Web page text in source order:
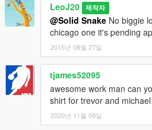
LeoJ20 제작자
@Solid Snake No biggie
chicago one it's pending
2015년 08월 27일
tjames52095
awesome work man can
shirt for trevor and
2020년 11월 09일